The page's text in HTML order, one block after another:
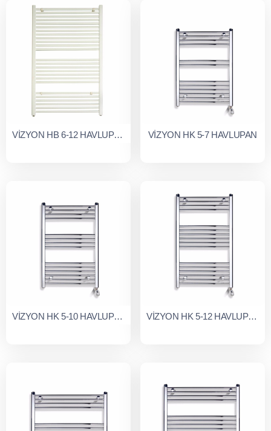
VİZYON HB 6-12 HAVLUPAN VİZYON HK 5-7 HAVLUPAN
VİZYON HK 5-10 HAVLUPAN VİZYON HK 5-12 HAVLUPAN